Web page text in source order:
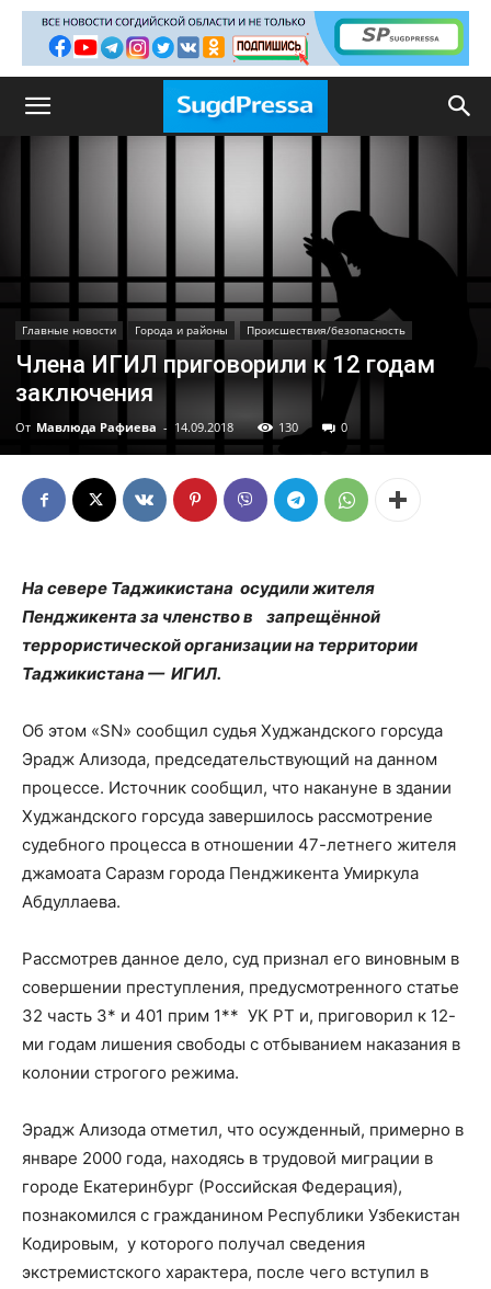
Главные новости Города и районы Происшествия/безопасность
Члена ИГИЛ приговорили к 12 годам
заключения
От Мавлюда Рафиева - 14.09.2018 130 0
На севере Таджикистана осудили жителя
Пенджикента за членство в запрещённой
террористической организации на территории
Таджикистана — ИГИЛ.
Об этом «SN» сообщил судья Худжандского горсуда
Эрадж Ализода, председательствующий на данном
процессе. Источник сообщил, что накануне в здании
Худжандского горсуда завершилось рассмотрение
судебного процесса в отношении 47-летнего жителя
джамоата Саразм города Пенджикента Умиркула
Абдуллаева.
Рассмотрев данное дело, суд признал его виновным в
совершении преступления, предусмотренного статье
32 часть 3* и 401 прим 1** УК РТ и, приговорил к 12-
ми годам лишения свободы с отбыванием наказания в
колонии строгого режима.
Эрадж Ализода отметил, что осужденный, примерно в
январе 2000 года, находясь в трудовой миграции в
городе Екатеринбург (Российская Федерация),
познакомился с гражданином Республики Узбекистан
Кодировым, у которого получал сведения
экстремистского характера, после чего вступил в